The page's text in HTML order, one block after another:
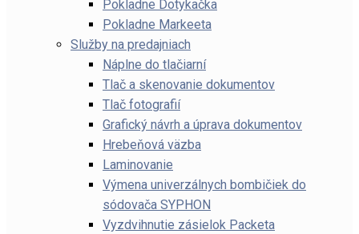
Pokladne Dotykačka
Pokladne Markeeta
Služby na predajniach
Náplne do tlačiarní
Tlač a skenovanie dokumentov
Tlač fotografií
Grafický návrh a úprava dokumentov
Hrebeňová väzba
Laminovanie
Výmena univerzálnych bombičiek do
sódovača SYPHON
Vyzdvihnutie zásielok Packeta